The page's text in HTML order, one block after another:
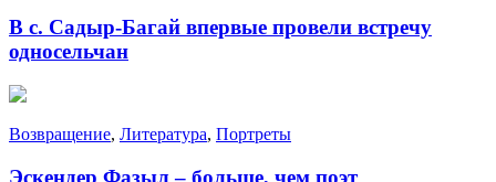
В с. Садыр-Багай впервые провели встречу
односельчан
Возвращение, Литература, Портреты
Эскендер Фазыл – больше, чем поэт